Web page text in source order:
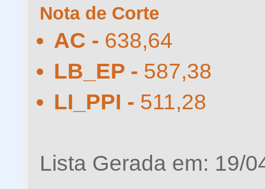
Nota de Corte
AC - 638,64
LB_EP - 587,38
LI_PPI - 511,28
Lista Gerada em: 19/